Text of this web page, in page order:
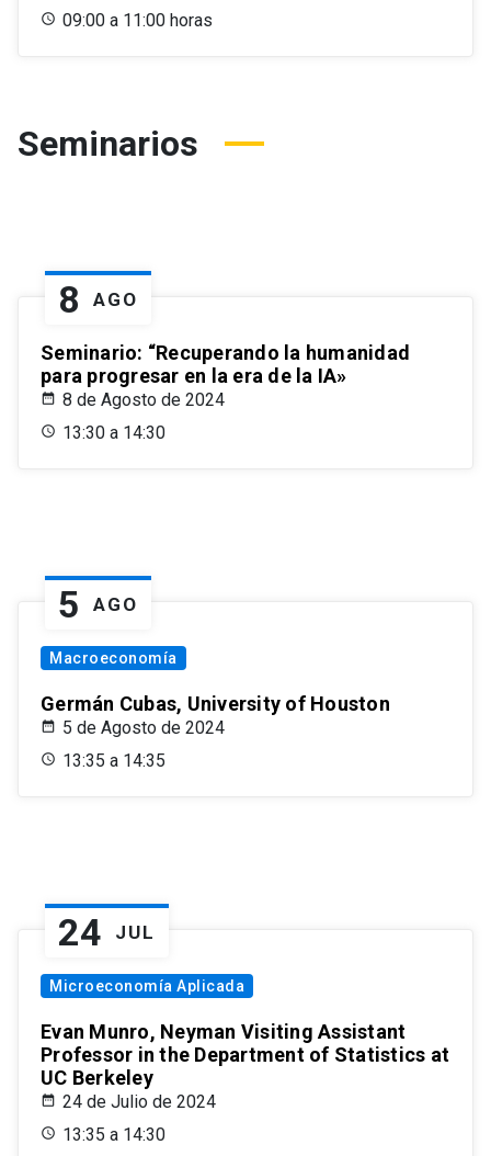
09:00 a 11:00 horas
Seminarios
8 AGO
Seminario: “Recuperando la humanidad
para progresar en la era de la IA»
8 de Agosto de 2024
13:30 a 14:30
5 AGO
Macroeconomía
Germán Cubas, University of Houston
5 de Agosto de 2024
13:35 a 14:35
24 JUL
Microeconomía Aplicada
Evan Munro, Neyman Visiting Assistant
Professor in the Department of Statistics at
UC Berkeley
24 de Julio de 2024
13:35 a 14:30